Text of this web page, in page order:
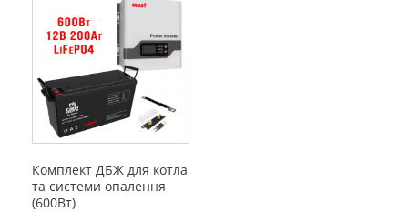
Комплект ДБЖ для котла
та системи опалення
(600Вт)